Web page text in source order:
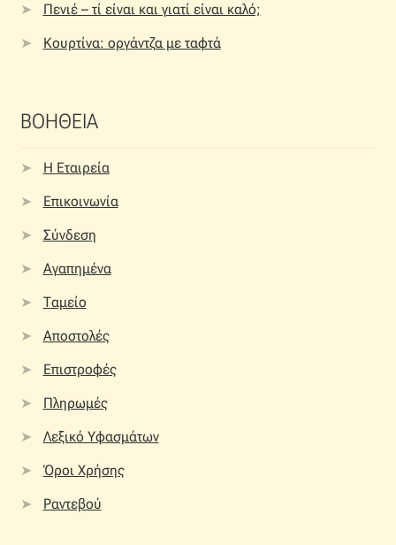
Πενιέ – τί είναι και γιατί είναι καλό;
Κουρτίνα: οργάντζα με ταφτά
ΒΟΗΘΕΙΑ
Η Εταιρεία
Επικοινωνία
Σύνδεση
Αγαπημένα
Ταμείο
Αποστολές
Επιστροφές
Πληρωμές
Λεξικό Υφασμάτων
Όροι Χρήσης
Ραντεβού